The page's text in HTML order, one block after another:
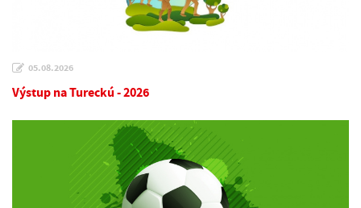
05.08.2026
Výstup na Tureckú - 2026